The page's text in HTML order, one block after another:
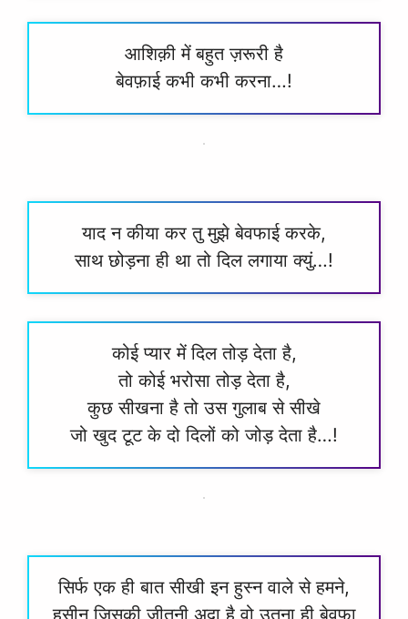
आशिक़ी में बहुत ज़रूरी है
बेवफ़ाई कभी कभी करना…!
याद न कीया कर तु मुझे बेवफाई करके,
साथ छोड़ना ही था तो दिल लगाया क्युं…!
कोई प्यार में दिल तोड़ देता है,
तो कोई भरोसा तोड़ देता है,
कुछ सीखना है तो उस गुलाब से सीखे
जो खुद टूट के दो दिलों को जोड़ देता है…!
सिर्फ एक ही बात सीखी इन हुस्न वाले से हमने,
हसीन जिसकी जीतनी अदा है वो उतना ही बेवफा